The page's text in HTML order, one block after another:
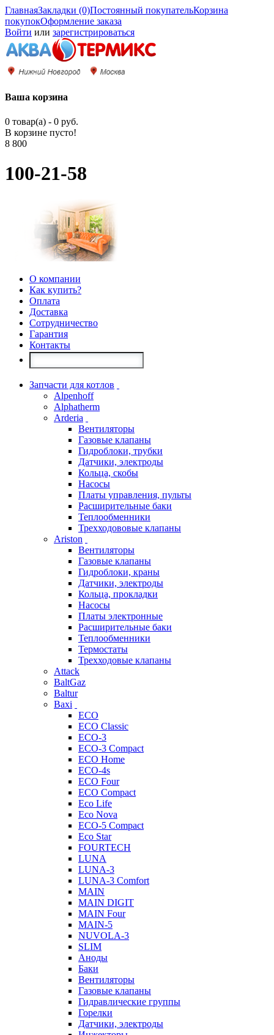
ГлавнаяЗакладки (0)Постоянный покупательКорзина
покупокОформление заказа
Войти или зарегистрироваться
Ваша корзина
0 товар(а) - 0 руб.
В корзине пусто!
8 800
100-21-58
О компании
Как купить?
Оплата
Доставка
Сотрудничество
Гарантия
Контакты
Запчасти для котлов
Alpenhoff
Alphatherm
Arderia
Вентиляторы
Газовые клапаны
Гидроблоки, трубки
Датчики, электроды
Кольца, скобы
Насосы
Платы управления, пульты
Расширительные баки
Теплообменники
Трехходововые клапаны
Ariston
Вентиляторы
Газовые клапаны
Гидроблоки, краны
Датчики, электроды
Кольца, прокладки
Насосы
Платы электронные
Расширительные баки
Теплообменники
Термостаты
Трехходовые клапаны
Attack
BaltGaz
Baltur
Baxi
ECO
ECO Classic
ECO-3
ECO-3 Compact
ECO Home
ECO-4s
ECO Four
ECO Compact
Eco Life
Eco Nova
ECO-5 Compact
Eco Star
FOURTECH
LUNA
LUNA-3
LUNA-3 Comfort
MAIN
MAIN DIGIT
MAIN Four
MAIN-5
NUVOLA-3
SLIM
Аноды
Баки
Вентиляторы
Газовые клапаны
Гидравлические группы
Горелки
Датчики, электроды